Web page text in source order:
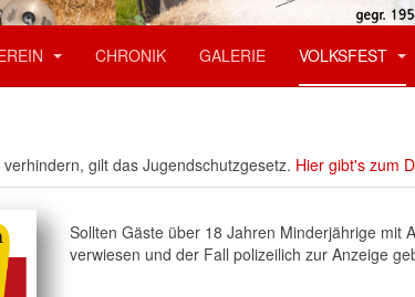
CHRONIK GALERIE VOLKSFEST
gilt das Jugendschutzgesetz. Hier gibt's zum
Sollten Gäste über 18 Jahren Minderjährige mit
verwiesen und der Fall polizeilich zur Anzeige